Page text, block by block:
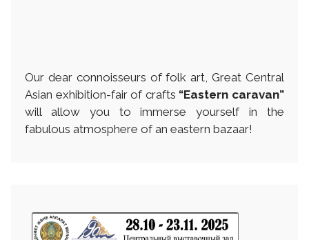
Our dear connoisseurs of folk art, Great Central
Asian exhibition-fair of crafts “Eastern caravan”
will allow you to immerse yourself in the
fabulous atmosphere of an eastern bazaar!